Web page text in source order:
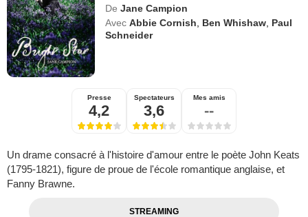
De Jane Campion
Avec Abbie Cornish Ben Whishaw Paul
Schneider
Presse
4,2
Spectateurs
3,6
Mes amis
--
Un drame consacré à l'histoire d'amour entre le poète John Keats
(1795-1821), figure de proue de l'école romantique anglaise, et
Fanny Brawne.
STREAMING